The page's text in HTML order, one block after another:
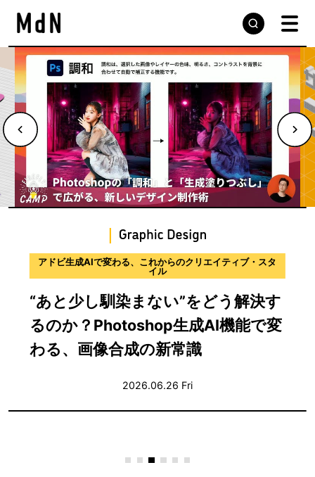
デザインの現場から届ける実践的な手法と思考プロセス
サウンドデザインのプロセスを学
ぶ〜合意を積み重ねながら音を仕上
げる実践ガイド〜